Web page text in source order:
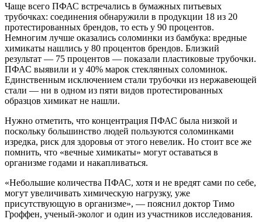
Чаще всего ПФАС встречались в бумажных питьевых
трубочках: соединения обнаружили в продукции 18 из 20
протестированных брендов, то есть у 90 процентов.
Немногим лучше оказались соломинки из бамбука: вредные
химикаты нашлись у 80 процентов брендов. Близкий
результат — 75 процентов — показали пластиковые трубочки.
ПФАС выявили и у 40% марок стеклянных соломинок.
Единственным исключением стали трубочки из нержавеющей
стали — ни в одном из пяти видов протестированных
образцов химикат не нашли.
Нужно отметить, что концентрация ПФАС была низкой и
поскольку большинство людей пользуются соломинками
изредка, риск для здоровья от этого невелик. Но стоит все же
помнить, что «вечные химикаты» могут оставаться в
организме годами и накапливаться.
«Небольшие количества ПФАС, хотя и не вредят сами по себе,
могут увеличивать химическую нагрузку, уже
присутствующую в организме», — пояснил доктор Тимо
Гроффен, ученый-эколог и один из участников исследования.